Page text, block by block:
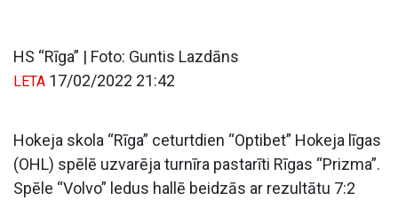
HS “Rīga” | Foto: Guntis Lazdāns
LETA 17/02/2022 21:42
Hokeja skola “Rīga” ceturtdien “Optibet” Hokeja līgas
(OHL) spēlē uzvarēja turnīra pastarīti Rīgas “Prizma”.
Spēle “Volvo” ledus hallē beidzās ar rezultātu 7:2